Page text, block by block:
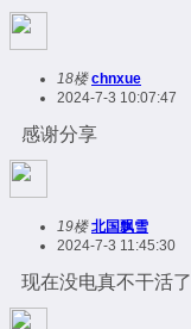
18楼 chnxue
2024-7-3 10:07:47
感谢分享
19楼 北国飘雪
2024-7-3 11:45:30
现在没电真不干活了